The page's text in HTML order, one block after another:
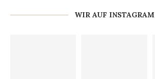
WIR AUF INSTAGRAM